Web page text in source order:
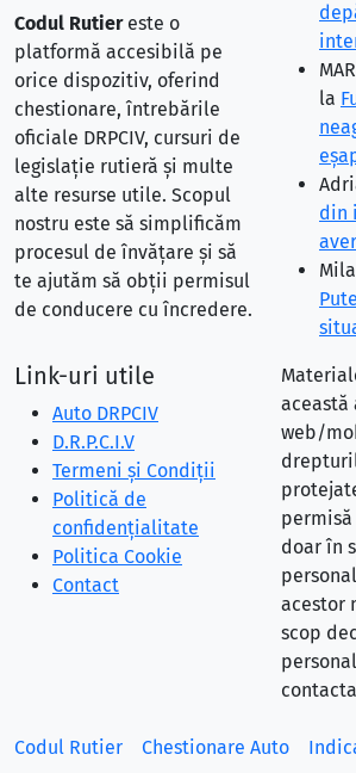
Codul Rutiereste o
platformă accesibilă pe
orice dispozitiv, oferind
chestionare, întrebările
oficiale DRPCIV, cursuri de
legislație rutieră și multe
alte resurse utile. Scopul
nostru este să simplificăm
procesul de învățare și să
te ajutăm să obții permisul
de conducere cu încredere.
la
din
Link-uri utile
Auto DRPCIV
D.R.P.C.I.V
Termeni și Condiții
Politică de
confidențialitate
Politica Cookie
Contact
web/
doar în
acestor
scop
Codul Rutier Chestionare Auto